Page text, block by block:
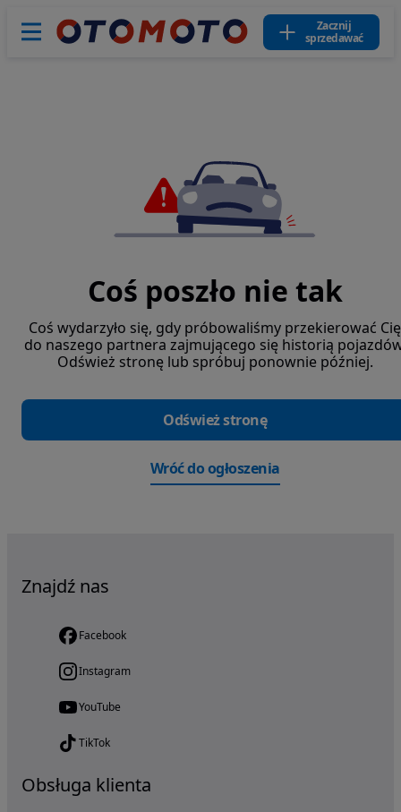
Zacznij
sprzedawać
Coś poszło nie tak
Coś wydarzyło się, gdy próbowaliśmy przekierować Cię
do naszego partnera zajmującego się historią
Odśwież stronę lub spróbuj ponownie później.
Odśwież stronę
Wróć do ogłoszenia
Znajdź nas
Facebook
Instagram
YouTube
TikTok
Obsługa klienta